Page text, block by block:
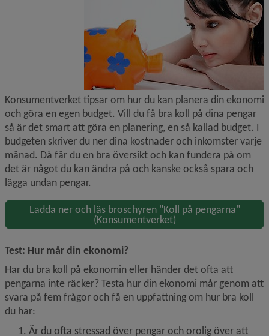
Konsumentverket tipsar om hur du kan planera din ekonomi
och göra en egen budget. Vill du få bra koll på dina pengar
så är det smart att göra en planering, en så kallad budget. I
budgeten skriver du ner dina kostnader och inkomster varje
månad. Då får du en bra översikt och kan fundera på om
det är något du kan ändra på och kanske också spara och
lägga undan pengar.
Ladda ner och läs broschyren "Koll på pengarna"
(Konsumentverket)
Test: Hur mår din ekonomi?
Har du bra koll på ekonomin eller händer det ofta att
pengarna inte räcker? Testa hur din ekonomi mår genom att
svara på fem frågor och få en uppfattning om hur bra koll
du har:
Är du ofta stressad över pengar och orolig över att